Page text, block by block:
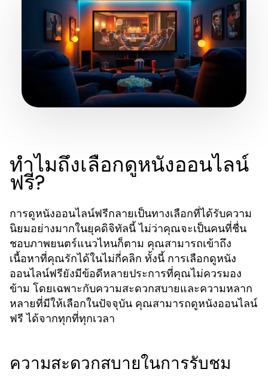
ทำไมถึงเลือกดูหนังออนไลน์
ฟรี?
การดูหนังออนไลน์ฟรีกลายเป็นทางเลือกที่ได้รับความ
นิยมอย่างมากในยุคดิจิทัลนี้ ไม่ว่าคุณจะเป็นคนที่ชื่น
ชอบภาพยนตร์แนวไหนก็ตาม คุณสามารถเข้าถึง
เนื้อหาที่คุณรักได้ในไม่กี่คลิก ทั้งนี้ การเลือกดูหนัง
ออนไลน์ฟรียังมีข้อดีหลายประการที่คุณไม่ควรมอง
ข้าม โดยเฉพาะกับความสะดวกสบายและความหลาก
หลายที่มีให้เลือกในปัจจุบัน คุณสามารถดูหนังออนไลน์
ฟรี ได้จากทุกที่ทุกเวลา
ความสะดวกสบายในการรับชม